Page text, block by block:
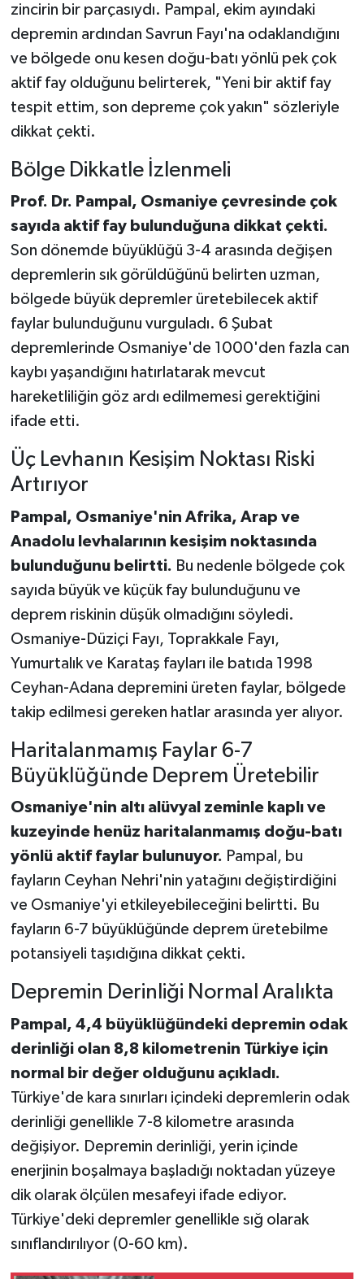
zincirin bir parçasıydı. Pampal, ekim ayındaki
depremin ardından Savrun Fayı'na odaklandığını
ve bölgede onu kesen doğu-batı yönlü pek çok
aktif fay olduğunu belirterek, "Yeni bir aktif fay
tespit ettim, son depreme çok yakın" sözleriyle
dikkat çekti.
Bölge Dikkatle İzlenmeli
Prof. Dr. Pampal, Osmaniye çevresinde çok
sayıda aktif fay bulunduğuna dikkat çekti.
Son dönemde büyüklüğü 3-4 arasında değişen
depremlerin sık görüldüğünü belirten uzman,
bölgede büyük depremler üretebilecek aktif
faylar bulunduğunu vurguladı. 6 Şubat
depremlerinde Osmaniye'de 1000'den fazla can
kaybı yaşandığını hatırlatarak mevcut
hareketliliğin göz ardı edilmemesi gerektiğini
ifade etti.
Üç Levhanın Kesişim Noktası Riski
Artırıyor
Pampal, Osmaniye'nin Afrika, Arap ve
Anadolu levhalarının kesişim noktasında
bulunduğunu belirtti. Bu nedenle bölgede çok
sayıda büyük ve küçük fay bulunduğunu ve
deprem riskinin düşük olmadığını söyledi.
Osmaniye-Düziçi Fayı, Toprakkale Fayı,
Yumurtalık ve Karataş fayları ile batıda 1998
Ceyhan-Adana depremini üreten faylar, bölgede
takip edilmesi gereken hatlar arasında yer alıyor.
Haritalanmamış Faylar 6-7
Büyüklüğünde Deprem Üretebilir
Osmaniye'nin altı alüvyal zeminle kaplı ve
kuzeyinde henüz haritalanmamış doğu-batı
yönlü aktif faylar bulunuyor. Pampal, bu
fayların Ceyhan Nehri'nin yatağını değiştirdiğini
ve Osmaniye'yi etkileyebileceğini belirtti. Bu
fayların 6-7 büyüklüğünde deprem üretebilme
potansiyeli taşıdığına dikkat çekti.
Depremin Derinliği Normal Aralıkta
Pampal, 4,4 büyüklüğündeki depremin odak
derinliği olan 8,8 kilometrenin Türkiye için
normal bir değer olduğunu açıkladı.
Türkiye'de kara sınırları içindeki depremlerin odak
derinliği genellikle 7-8 kilometre arasında
değişiyor. Depremin derinliği, yerin içinde
enerjinin boşalmaya başladığı noktadan yüzeye
dik olarak ölçülen mesafeyi ifade ediyor.
Türkiye'deki depremler genellikle sığ olarak
sınıflandırılıyor (0-60 km).